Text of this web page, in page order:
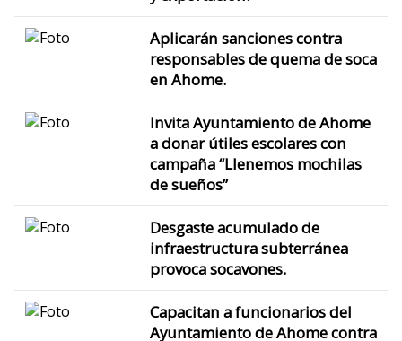
Aplicarán sanciones contra
responsables de quema de soca
en Ahome.
Invita Ayuntamiento de Ahome
a donar útiles escolares con
campaña “Llenemos mochilas
de sueños”
Desgaste acumulado de
infraestructura subterránea
provoca socavones.
Capacitan a funcionarios del
Ayuntamiento de Ahome contra